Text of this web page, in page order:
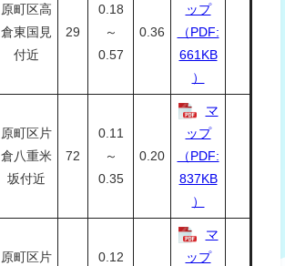
原町区高
倉東国見
付近
29
0.18
～
0.57
0.36
ップ
（PDF:
661KB
）
原町区片
倉八重米
坂付近
72
0.11
～
0.35
0.20
マ
ップ
（PDF:
837KB
）
原町区片
0.12
マ
ップ